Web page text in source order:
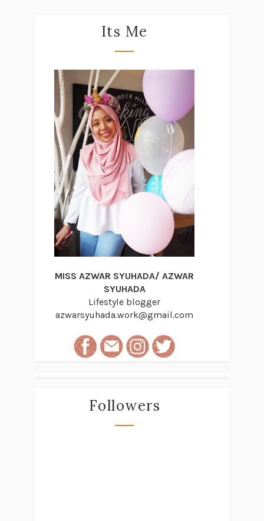
Its Me
MISS AZWAR SYUHADA/ AZWAR
SYUHADA
Lifestyle blogger
azwarsyuhada.work@gmail.com
Followers